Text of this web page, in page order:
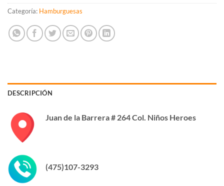
Categoría: Hamburguesas
DESCRIPCIÓN
Juan de la Barrera # 264 Col. Niños Heroes
(475)107-3293